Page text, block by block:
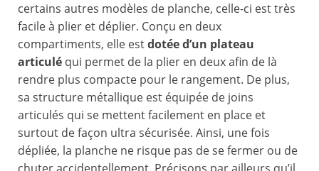
certains autres modèles de planche, celle-ci est très
facile à plier et déplier. Conçu en deux
compartiments, elle estdotée d’un plateau
articulé qui permet de la plier en deux afin de là
rendre plus compacte pour le rangement. De plus,
sa structure métallique est équipée de joins
articulés qui se mettent facilement en place et
surtout de façon ultra sécurisée. Ainsi, une fois
dépliée, la planche ne risque pas de se fermer ou de